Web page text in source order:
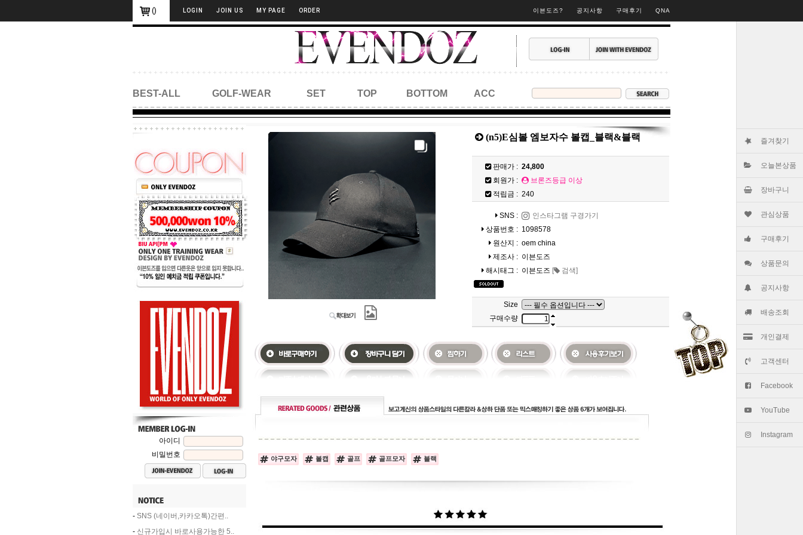
즐겨찾기
오늘본상품
장바구니
관심상품
구매후기
상품문의
공지사항
배송조회
개인결제
고객센터
Facebook
YouTube
Instagram
() LOGIN JOIN US MY PAGE ORDER 이븐도즈? 공지사항 구매후기 QNA
BEST-ALL GOLF-WEAR SET TOP BOTTOM ACC
아이디
비밀번호
- SNS (네이버,카카오톡)간편..
- 신규가입시 바로사용가능한 5..
(n5)E심볼 엠보자수 볼캡_블랙&블랙
판매가 : 24,800
회원가 :
브론즈등급 이상
적립금 : 240
SNS :
인스타그램 구경가기
상품번호 : 1098578
원산지 : oem china
제조사 : 이븐도즈
해시태그 : 이븐도즈 [ 검색]
Size
구매수량
야구모자 볼캡 골프 골프모자 블랙